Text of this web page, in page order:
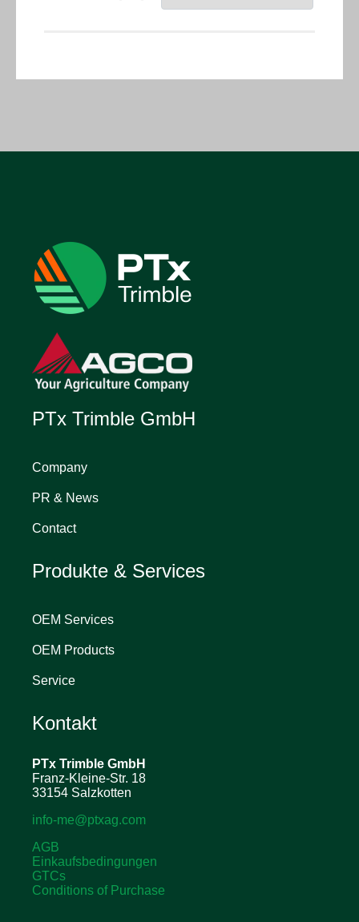
PTx Trimble GmbH
Company
PR & News
Contact
Produkte & Services
OEM Services
OEM Products
Service
Kontakt
PTx Trimble GmbH
Franz-Kleine-Str. 18
33154 Salzkotten
info-me@ptxag.com
AGB
Einkaufsbedingungen
GTCs
Conditions of Purchase